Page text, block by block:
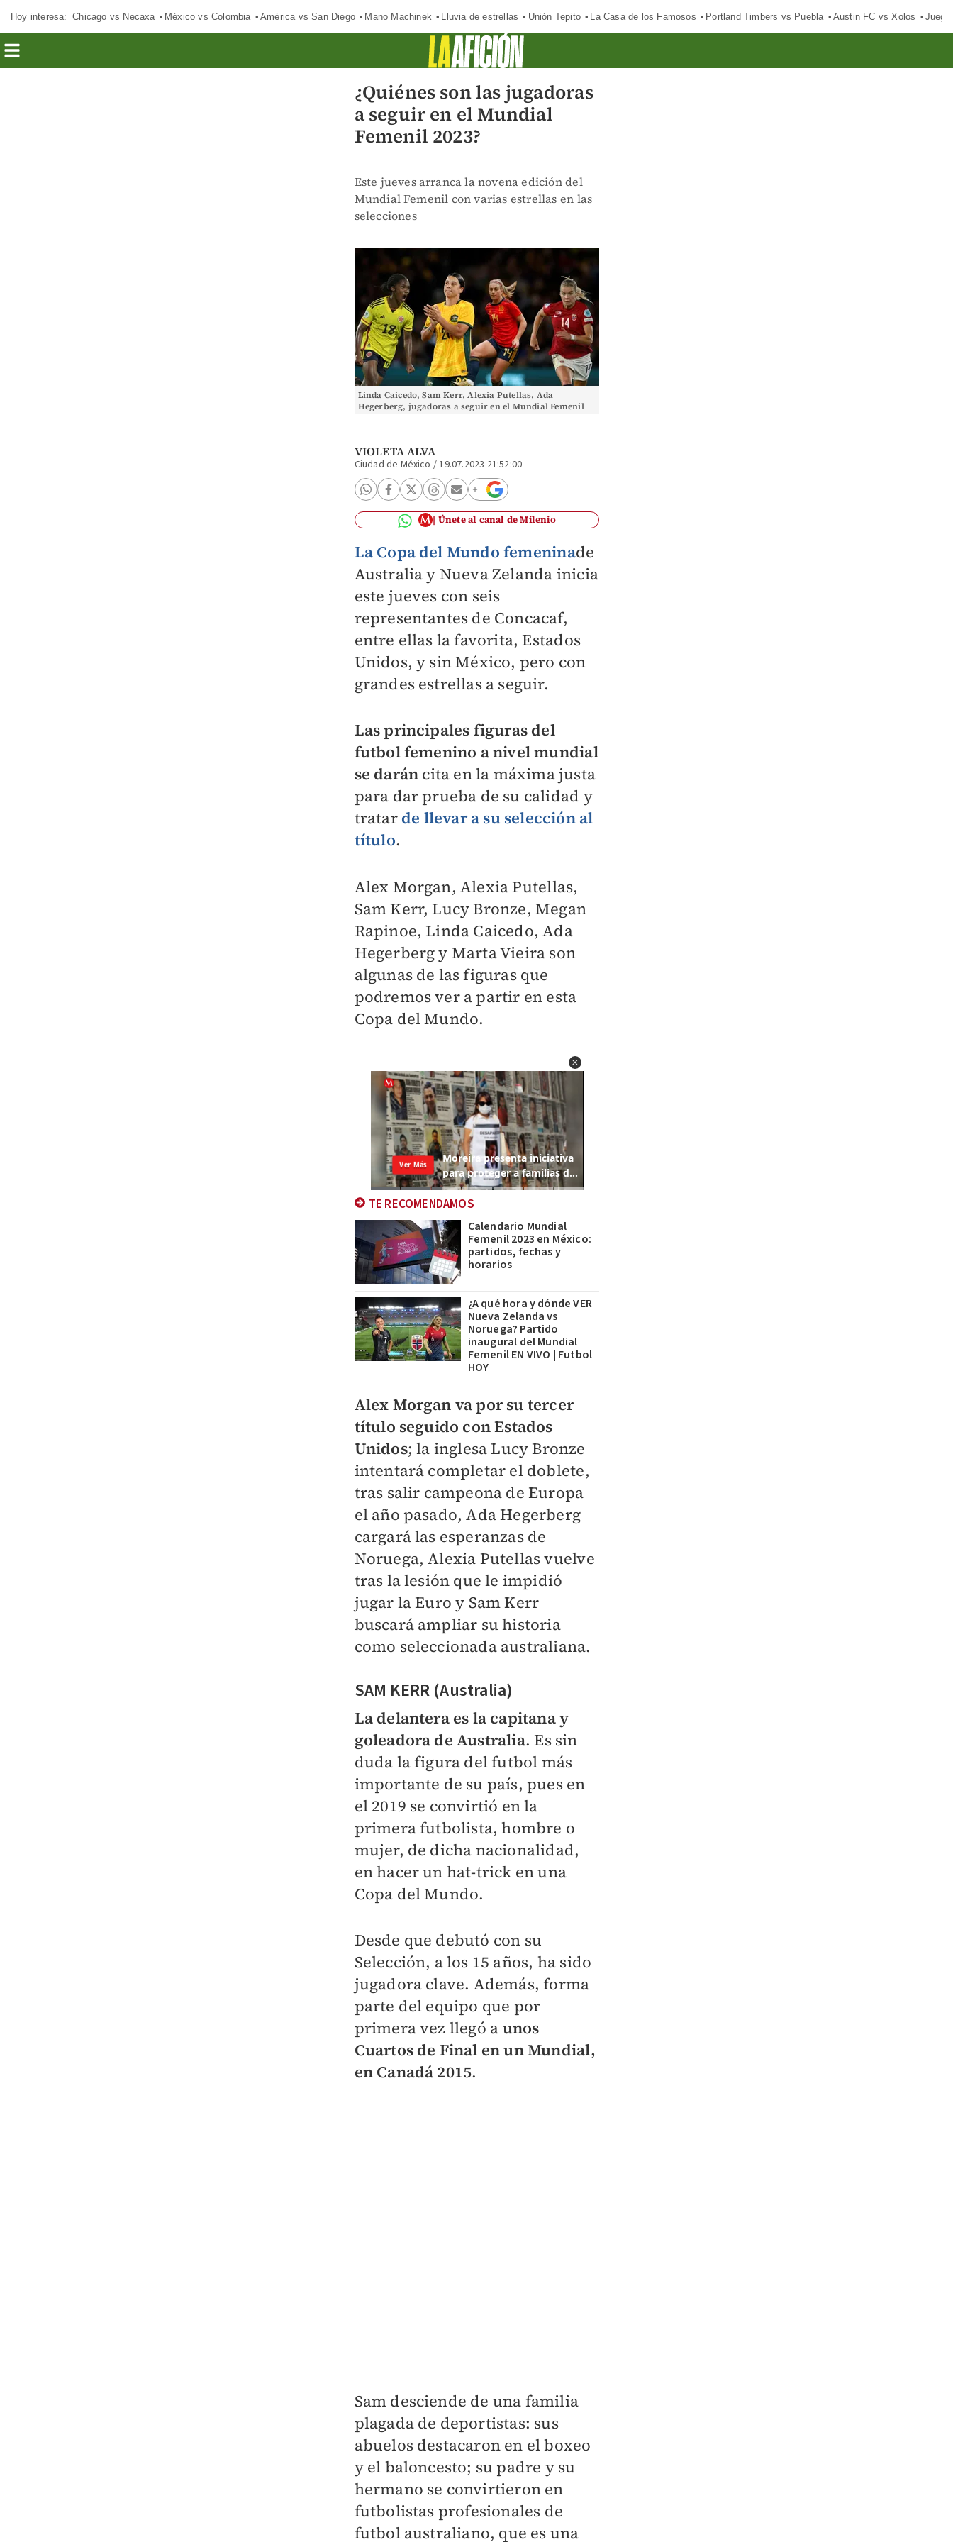
Hoy interesa: Chicago vs Necaxa México vs Colombia América vs San Diego Mano Machinek Lluvia de estrellas Unión Tepito La Casa de los Famosos Portland Timbers vs Puebla Austin FC vs Xolos
¿Quiénes son las jugadoras
a seguir en el Mundial
Femenil 2023?
Este jueves arranca la novena edición del
Mundial Femenil con varias estrellas en las
selecciones
Linda Caicedo, Sam Kerr, Alexia Putellas, Ada
Hegerberg, jugadoras a seguir en el Mundial Femenil
VIOLETA ALVA
Ciudad de México /19.07.2023 21:52:00
Únete al canal de Milenio
La Copa del Mundo femeninade
Australia y Nueva Zelanda inicia
este jueves con seis
representantes de Concacaf,
entre ellas la favorita, Estados
Unidos, y sin México, pero con
grandes estrellas a seguir.
Las principales figuras del
futbol femenino a nivel mundial
se darán cita en la máxima justa
para dar prueba de su calidad y
tratar de llevar a su selección al
título.
Alex Morgan, Alexia Putellas,
Sam Kerr, Lucy Bronze, Megan
Rapinoe, Linda Caicedo, Ada
Hegerberg y Marta Vieira son
algunas de las figuras que
podremos ver a partir en esta
Copa del Mundo.
TE RECOMENDAMOS
Calendario Mundial
Femenil 2023 en México:
partidos, fechas y
horarios
¿A qué hora y dónde VER
Nueva Zelanda vs
Noruega? Partido
inaugural del Mundial
Femenil EN VIVO | Futbol
HOY
Alex Morgan va por su tercer
título seguido con Estados
Unidos; la inglesa Lucy Bronze
intentará completar el doblete,
tras salir campeona de Europa
el año pasado, Ada Hegerberg
cargará las esperanzas de
Noruega, Alexia Putellas vuelve
tras la lesión que le impidió
jugar la Euro y Sam Kerr
buscará ampliar su historia
como seleccionada australiana.
SAM KERR (Australia)
La delantera es la capitana y
goleadora de Australia. Es sin
duda la figura del futbol más
importante de su país, pues en
el 2019 se convirtió en la
primera futbolista, hombre o
mujer, de dicha nacionalidad,
en hacer un hat-trick en una
Copa del Mundo.
Desde que debutó con su
Selección, a los 15 años, ha sido
jugadora clave. Además, forma
parte del equipo que por
primera vez llegó a unos
Cuartos de Final en un Mundial,
en Canadá 2015.
Sam desciende de una familia
plagada de deportistas: sus
abuelos destacaron en el boxeo
y el baloncesto; su padre y su
hermano se convirtieron en
futbolistas profesionales de
futbol australiano, que es una